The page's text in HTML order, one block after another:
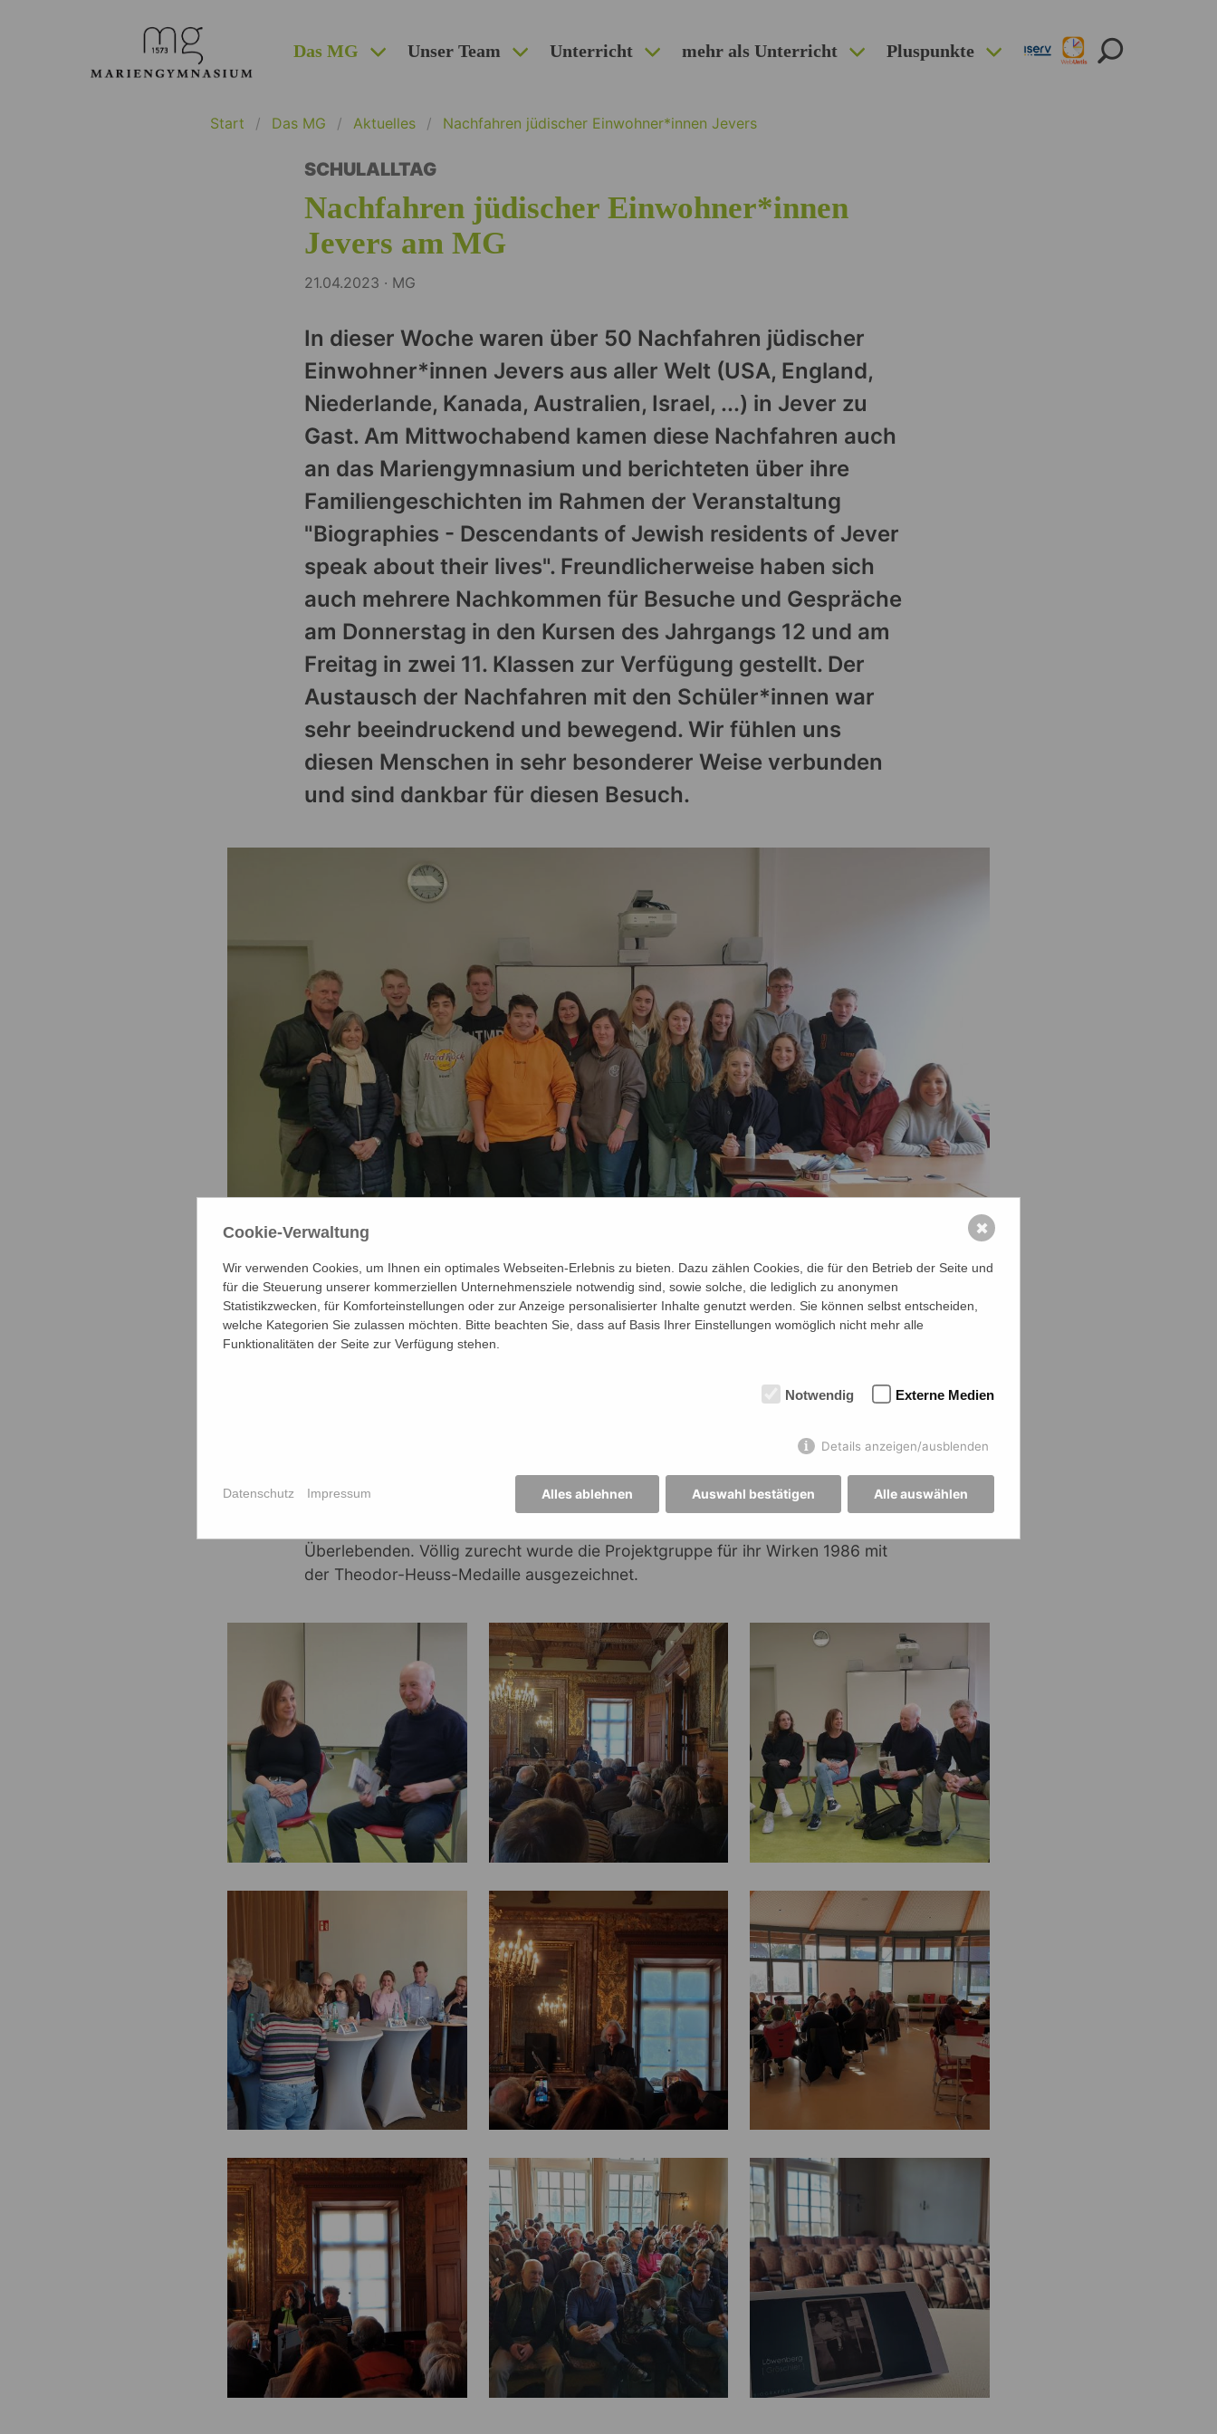
Das MG Unser Team Unterricht mehr als Unterricht Pluspunkte
Start Das MG Aktuelles Nachfahren jüdischer Einwohner*innen Jevers
SCHULALLTAG
Nachfahren jüdischer Einwohner*innen
Jevers am MG
21.04.2023 · MG
In dieser Woche waren über 50 Nachfahren jüdischer
Einwohner*innen Jevers aus aller Welt (USA, England,
Niederlande, Kanada, Australien, Israel, ...) in Jever zu
Gast. Am Mittwochabend kamen diese Nachfahren auch
an das Mariengymnasium und berichteten über ihre
Familiengeschichten im Rahmen der Veranstaltung
"Biographies - Descendants of Jewish residents of Jever
speak about their lives". Freundlicherweise haben sich
auch mehrere Nachkommen für Besuche und Gespräche
am Donnerstag in den Kursen des Jahrgangs 12 und am
Freitag in zwei 11. Klassen zur Verfügung gestellt. Der
Austausch der Nachfahren mit den Schüler*innen war
sehr beeindruckend und bewegend. Wir fühlen uns
diesen Menschen in sehr besonderer Weise verbunden
und sind dankbar für diesen Besuch.
Der schulisch-geschichtliche Hintergrund der Veranstaltung:
gemeinsamen Projekt unter der Begleitung des ehemaligen Vertrauenslehrers
Hartmut Peters daran gemacht, die NS-Geschichte der Stadt Jever und des
aufgearbeitet werden konnte. Dies geschah gegen spürbare Widerstände und
unter hohem persönlichen Engagement aller Beteiligter. Den bewegenden
Höhepunkt stellte 1984 der Besuch 13 jüdischer Menschen in ihrer ehemaligen
Überlebenden. Völlig zurecht wurde die Projektgruppe für ihr Wirken 1986 mit
der Theodor-Heuss-Medaille ausgezeichnet.
Cookie-Verwaltung
Wir verwenden Cookies, um Ihnen ein optimales Webseiten-Erlebnis zu bieten. Dazu zählen Cookies, die für den Betrieb der Seite und
für die Steuerung unserer kommerziellen Unternehmensziele notwendig sind, sowie solche, die lediglich zu anonymen
Statistikzwecken, für Komforteinstellungen oder zur Anzeige personalisierter Inhalte genutzt werden. Sie können selbst entscheiden,
welche Kategorien Sie zulassen möchten. Bitte beachten Sie, dass auf Basis Ihrer Einstellungen womöglich nicht mehr alle
Funktionalitäten der Seite zur Verfügung stehen.
Notwendig Externe Medien
Details anzeigen/ausblenden
Alles ablehnen Auswahl bestätigen Alle auswählen
Datenschutz Impressum
✖